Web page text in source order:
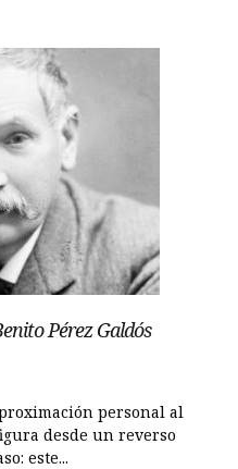
Pérez Galdós
personal al
desde un reverso
este...